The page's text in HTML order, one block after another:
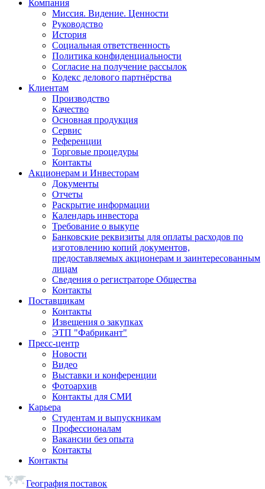
Компания
Миссия. Видение. Ценности
Руководство
История
Социальная ответственность
Политика конфиденциальности
Согласие на получение рассылок
Кодекс делового партнёрства
Клиентам
Производство
Качество
Основная продукция
Сервис
Референции
Торговые процедуры
Контакты
Акционерам и Инвесторам
Документы
Отчеты
Раскрытие информации
Календарь инвестора
Требование о выкупе
Банковские реквизиты для оплаты расходов по
изготовлению копий документов,
предоставляемых акционерам и заинтересованным
лицам
Сведения о регистраторе Общества
Контакты
Поставщикам
Контакты
Извещения о закупках
ЭТП "Фабрикант"
Пресс-центр
Новости
Видео
Выставки и конференции
Фотоархив
Контакты для СМИ
Карьера
Студентам и выпускникам
Профессионалам
Вакансии без опыта
Контакты
Контакты
География поставок